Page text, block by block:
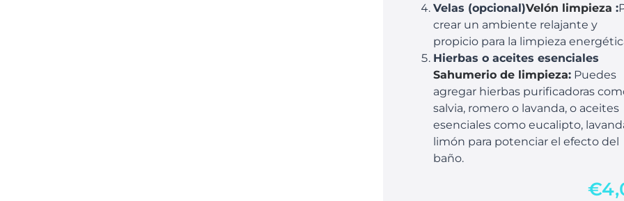
Velas (opcional)Velón limpieza :
crear un ambiente relajante y
propicio para la limpieza
Hierbas o aceites esenciales
Sahumerio de limpieza:Puedes
agregar hierbas purificadoras
salvia, romero o lavanda, o aceites
esenciales como eucalipto,
limón para potenciar el efecto del
baño.
€